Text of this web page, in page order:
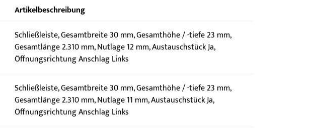
Artikelbeschreibung
Schließleiste, Gesamtbreite 30 mm, Gesamthöhe / -tiefe 23 mm,
Gesamtlänge 2.310 mm, Nutlage 12 mm, Austauschstück Ja,
Öffnungsrichtung Anschlag Links
Schließleiste, Gesamtbreite 30 mm, Gesamthöhe / -tiefe 23 mm,
Gesamtlänge 2.310 mm, Nutlage 11 mm, Austauschstück Ja,
Öffnungsrichtung Anschlag Links